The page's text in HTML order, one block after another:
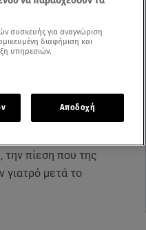
ότι την ώρα
την πίεση που της
γιατρό μετά το
συσκευής για αναγνώριση
διαφήμιση και
υπηρεσιών.
Αποδοχή